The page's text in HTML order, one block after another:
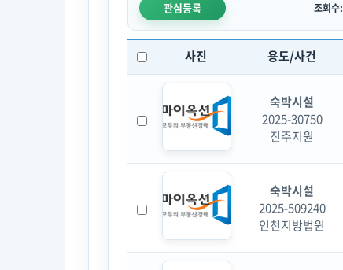
관심등록 조회수:
사진 용도/사건
숙박시설
2025-30750
진주지원
숙박시설
2025-509240
인천지방법원